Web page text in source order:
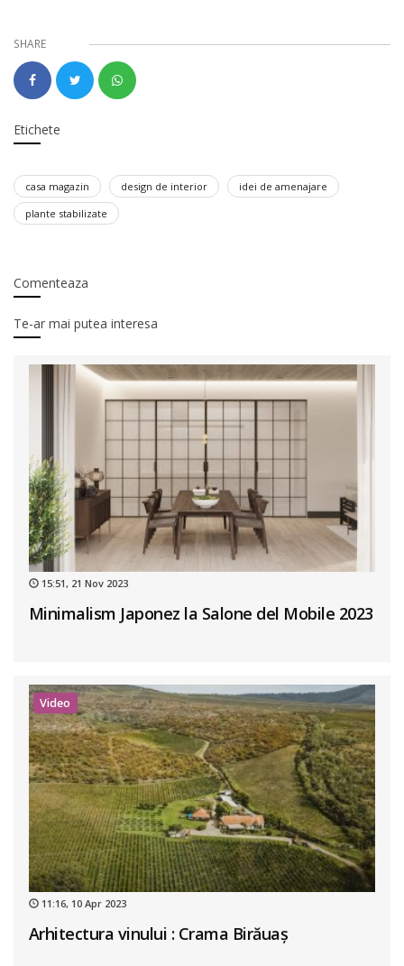
SHARE
Etichete
casa magazin design de interior
idei de amenajare
plante stabilizate
Comenteaza
Te-ar mai putea interesa
15:51, 21 Nov 2023
Minimalism Japonez la Salone del Mobile 2023
Video
11:16, 10 Apr 2023
Arhitectura vinului : Crama Birăuaș